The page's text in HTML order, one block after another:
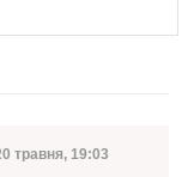
публікації
травня, 19:03